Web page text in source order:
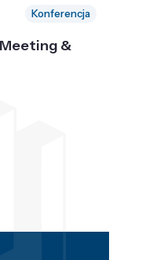
Konferencja
Meeting &